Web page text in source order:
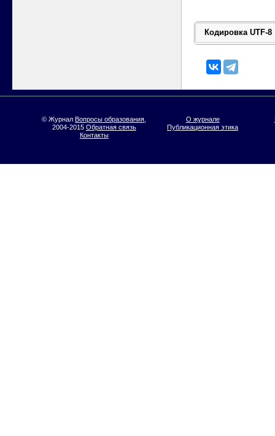
© ЖурналВопросы образования
2004-2015 Обратная связь
О журнале
Публикационная этика
Контакты